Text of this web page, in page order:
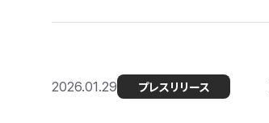
2026.01.29 プレスリリース